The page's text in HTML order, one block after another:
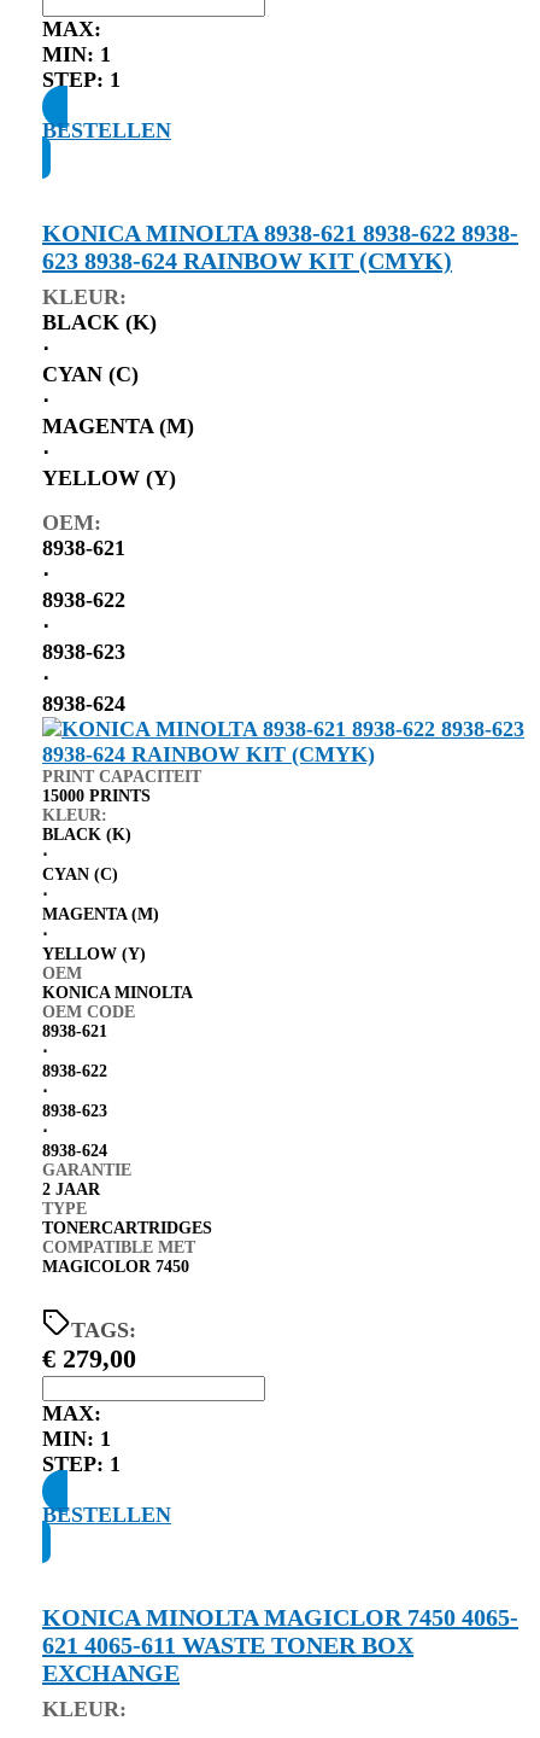
MAX:
MIN: 1
STEP: 1
BESTELLEN
KONICA MINOLTA 8938-621 8938-622 8938-
623 8938-624 RAINBOW KIT (CMYK)
KLEUR:
BLACK (K)
⋅
CYAN (C)
⋅
MAGENTA (M)
⋅
YELLOW (Y)
OEM:
8938-621
⋅
8938-622
⋅
8938-623
⋅
8938-624
PRINT CAPACITEIT
15000 PRINTS
KLEUR:
BLACK (K)
⋅
CYAN (C)
⋅
MAGENTA (M)
⋅
YELLOW (Y)
OEM
KONICA MINOLTA
OEM CODE
8938-621
⋅
8938-622
⋅
8938-623
⋅
8938-624
GARANTIE
2 JAAR
TYPE
TONERCARTRIDGES
COMPATIBLE MET
MAGICOLOR 7450
TAGS:
€ 279,00
MAX:
MIN: 1
STEP: 1
BESTELLEN
KONICA MINOLTA MAGICLOR 7450 4065-
621 4065-611 WASTE TONER BOX
EXCHANGE
KLEUR: